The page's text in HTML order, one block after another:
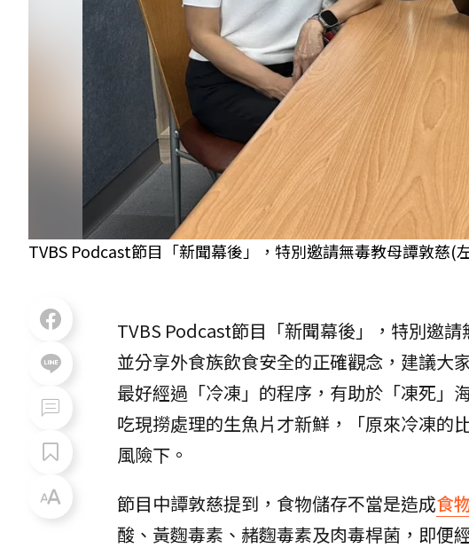
TVBS Podcast節目「新聞幕後」，特別邀請無毒教母譚敦慈(
TVBS Podcast節目「新聞幕後」，特別邀請
並分享外食族飲食安全的正確觀念，建議大
最好經過「冷凍」的程序，有助於「凍死」
吃現撈處理的生魚片才新鮮，「原來冷凍的
風險下。
節目中譚敦慈提到，食物儲存不當是造成食
酸、黃麴毒素、赭麴毒素及肉毒桿菌，即便